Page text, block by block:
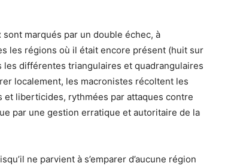
marqués par un double échec, à
les régions où il était encore présent (huit sur
les différentes triangulaires et quadrangulaires
localement, les macronistes récoltent les
liberticides, rythmées par attaques contre
par une gestion erratique et autoritaire de la
ne parvient à s’emparer d’aucune région